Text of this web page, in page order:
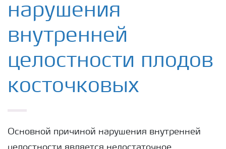
Культуры
Инструменты и сервисы
нарушения
внутренней
целостности плодов
косточковых
Основной причиной нарушения внутренней